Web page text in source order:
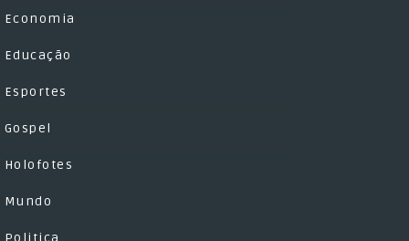
Economia
Educação
Esportes
Gospel
Holofotes
Mundo
Politica